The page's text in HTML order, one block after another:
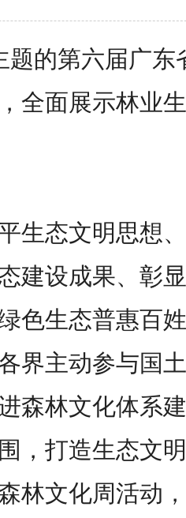
的第六届广东
全面展示林业
生态文明思想
建设成果、彰
色生态普惠百
界主动参与国
森林文化体系建
，打造生态文
林文化周活动